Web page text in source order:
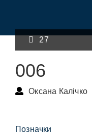
27
006
Оксана Калічко
Позначки